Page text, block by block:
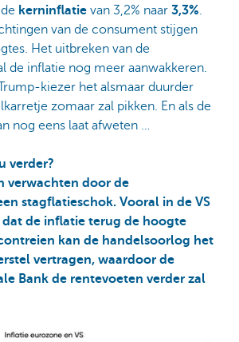
kerninflatie van 3,2% naar 3,3%.
van de consument stijgen
Het uitbreken van de
de inflatie nog meer aanwakkeren.
kiezer het alsmaar duurder
zomaar zal pikken. En als de
nog eens laat afweten …
verder?
verwachten door de
stagflatieschok. Vooral in de VS
dat de inflatie terug de hoogte
kan de handelsoorlog het
vertragen, waardoor de
Bank de rentevoeten verder zal